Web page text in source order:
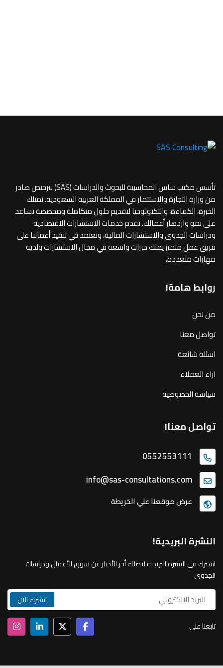
تأسس مكتب ساس المحاسبية للبحوث والدراسات (SAS) بترخيص صادر
من وزارة التجارة والاستثمار في المملكة العربية السعودية. نمتلك
الخبرة، الكفاءة، والتكنولوجيا لتقديم حلول متكاملة ومخصصة تساعد
على نمو وازدهار أعمالك. نقدم خدمات الاستشارات الاقتصادية
ودراسات الجدوى والاستشارات المالية، ونعتمد في تنفيذ أعمالنا على
فريق عمل متميز يملك خبرات واسعة في مجال الاستشارات ولديه
مهارات متعددة،
روابط هامة!
من نحن
تواصل معنا
اسئلة شائعة
اراء العملاء
سياسة الخصوصية
تواصل معنا!
0552553111
info@sas-consultations.com
عرض موقعنا علي الخريطة
النشرة البريدية!
اشترك في النشرة البريدية ليصلك أخر الأخبار عن سوق الأعمال ودراسات
الجدوى
تابعنا على